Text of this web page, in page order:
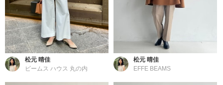
松元 晴佳
ビームス ハウス 丸の内
松元 晴佳
EFFE BEAMS